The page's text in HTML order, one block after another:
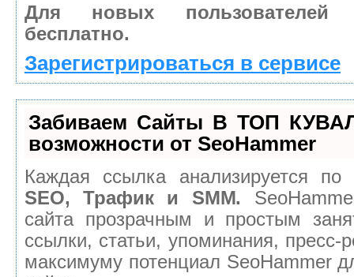
Для новых
бесплатно.
Зарегистрироваться в сервисе
Забиваем Сайты В ТОП
возможности от SeoHammer
Каждая ссылка анализируется
SEO, Трафик и SMM.
сайта прозрачным и простым
ссылки, статьи, упоминания, пресс-
максимуму потенциал SeoHammer